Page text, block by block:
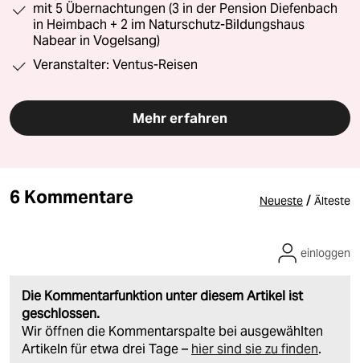
mit 5 Übernachtungen (3 in der Pension Diefenbach
in Heimbach + 2 im Naturschutz-Bildungshaus
Nabear in Vogelsang)
Veranstalter: Ventus-Reisen
Mehr erfahren
6 Kommentare Neueste / Älteste
Die Kommentarfunktion unter diesem Artikel ist
geschlossen.
Wir öffnen die Kommentarspalte bei ausgewählten
Artikeln für etwa drei Tage – hier sind sie zu finden.
einloggen